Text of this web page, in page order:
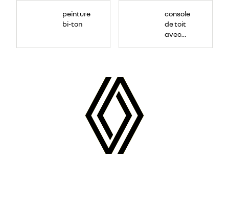
peinture
bi-ton
console
de toit
avec